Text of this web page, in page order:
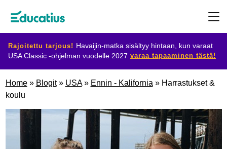
Rajoitettu tarjous! Havaijin-matka sisältyy hintaan, kun varaat
USA Classic -ohjelman vuodelle 2027 varaa tapaaminen tästä!
Ohjelmat
Suunnittele
Home» Blogit» USA» Ennin - Kalifornia » Harrastukset &
koulu